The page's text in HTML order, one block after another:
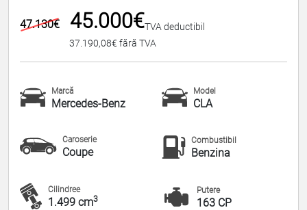
47.130€ 45.000€TVA deductibil
37.190,08€ fără TVA
Marcă
Mercedes-Benz
Model
CLA
Caroserie
Coupe
Combustibil
Benzina
Cilindree
1.499 cm3
Putere
163 CP